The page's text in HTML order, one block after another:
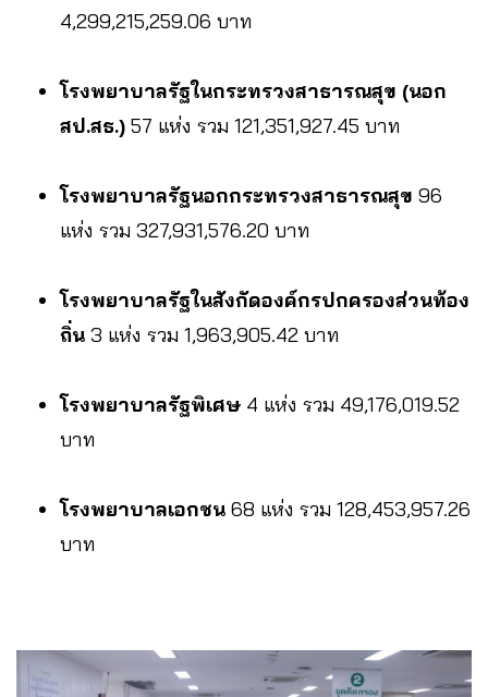
4,299,215,259.06 บาท
โรงพยาบาลรัฐในกระทรวงสาธารณสุข (นอก
สป.สธ.) 57 แห่ง รวม 121,351,927.45 บาท
โรงพยาบาลรัฐนอกกระทรวงสาธารณสุข 96
แห่ง รวม 327,931,576.20 บาท
โรงพยาบาลรัฐในสังกัดองค์กรปกครองส่วนท้อง
ถิ่น 3 แห่ง รวม 1,963,905.42 บาท
โรงพยาบาลรัฐพิเศษ 4 แห่ง รวม 49,176,019.52
บาท
โรงพยาบาลเอกชน 68 แห่ง รวม 128,453,957.26
บาท